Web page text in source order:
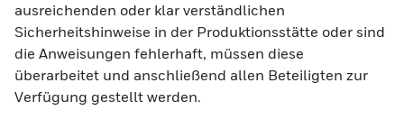
ausreichenden oder klar verständlichen
Sicherheitshinweise in der Produktionsstätte oder sind
die Anweisungen fehlerhaft, müssen diese
überarbeitet und anschließend allen Beteiligten zur
Verfügung gestellt werden.